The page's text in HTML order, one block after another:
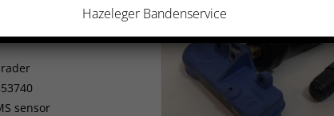
sensor
Hazeleger Bandenservice